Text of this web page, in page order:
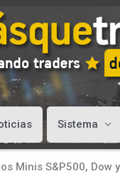
Sistema
Minis S&P500, Dow